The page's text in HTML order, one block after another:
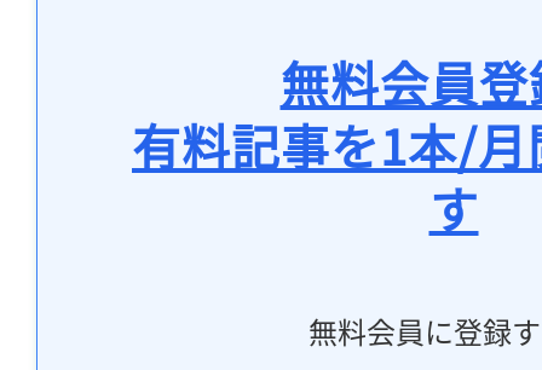
無料会員
有料記事を1本/
す
無料会員に登録